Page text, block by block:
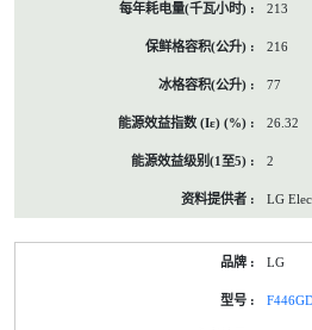
213
216
77
26.32
2
LG
LG